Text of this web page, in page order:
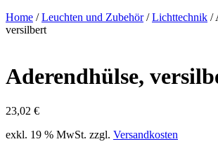
Home /Leuchten und Zubehör/Lichttechnik /
versilbert
Aderendhülse,
23,02 €
exkl. 19 % MwSt. zzgl. Versandkosten